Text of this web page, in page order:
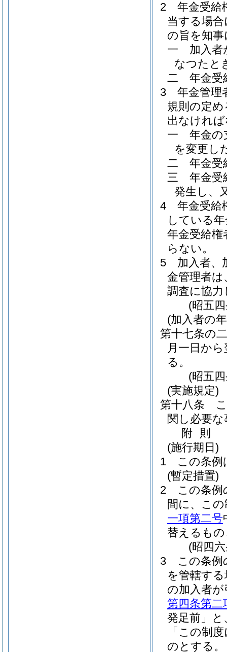
2
年金受給
当する場
の旨を知
一
加入者
なつたと
二
年金受
3
年金管理
規則の定
出なけれ
一
年金の
を変更し
二
年金受
三
年金受
発生し、
4
年金受給
している
年金受給
らない。
5
加入者、
金管理者
調査に協
(昭五
(加入者の
第十七条の二
月一日か
る。
(昭五
(実施規定)
第十八条
関し必要
附 則
(施行期日)
1
この条例
(暫定措置)
2
この条例
間に、こ
一項第二号
替えるも
(昭四
3
この条例
を管轄す
の加入者
第四条第二
発足前」と
「この制
のとする。